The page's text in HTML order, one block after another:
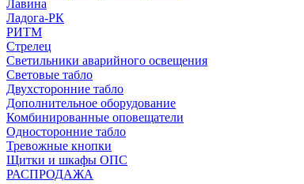
Лавина
Ладога-РК
РИТМ
Стрелец
Светильники аварийного освещения
Световые табло
Двухсторонние табло
Дополнительное оборудование
Комбинированные оповещатели
Односторонние табло
Тревожные кнопки
Щитки и шкафы ОПС
РАСПРОДАЖА